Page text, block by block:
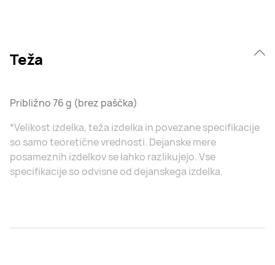
Teža
Približno 76 g (brez paščka)
*Velikost izdelka, teža izdelka in povezane specifikacije
so samo teoretične vrednosti. Dejanske mere
posameznih izdelkov se lahko razlikujejo. Vse
specifikacije so odvisne od dejanskega izdelka.